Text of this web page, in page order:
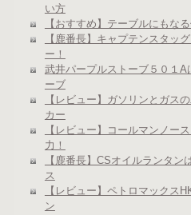
い方
【おすすめ】テーブルにもな
【鹿番長】キャプテンスタッ
ー！
武井パープルストーブ５０１A
ーブ
【レビュー】ガソリンとガス
カー
【レビュー】コールマンノー
力！
【鹿番長】CSオイルランタ
ス
【レビュー】ペトロマックス
ン